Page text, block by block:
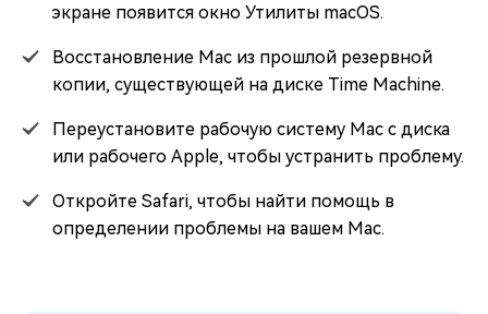
экране появится окно Утилиты macOS.
Восстановление Mac из прошлой резервной
копии, существующей на диске Time Machine.
Переустановите рабочую систему Mac с диска
или рабочего Apple, чтобы устранить проблему.
Откройте Safari, чтобы найти помощь в
определении проблемы на вашем Mac.